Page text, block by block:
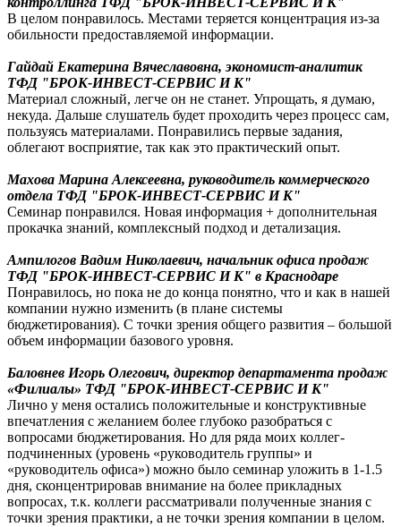
В целом понравилось. Местами теряется концентрация из-за
обильности предоставляемой информации.
Гайдай Екатерина Вячеславовна, экономист-аналитик
ТФД "БРОК-ИНВЕСТ-СЕРВИС И К"
Материал сложный, легче он не станет. Упрощать, я думаю,
некуда. Дальше слушатель будет проходить через процесс сам,
пользуясь материалами. Понравились первые задания,
облегают восприятие, так как это практический опыт.
Махова Марина Алексеевна, руководитель коммерческого
отдела ТФД "БРОК-ИНВЕСТ-СЕРВИС И К"
Семинар понравился. Новая информация + дополнительная
прокачка знаний, комплексный подход и детализация.
Ампилогов Вадим Николаевич, начальник офиса продаж
ТФД "БРОК-ИНВЕСТ-СЕРВИС И К" в Краснодаре
Понравилось, но пока не до конца понятно, что и как в нашей
компании нужно изменить (в плане системы
бюджетирования). С точки зрения общего развития – большой
объем информации базового уровня.
Баловнев Игорь Олегович, директор департамента продаж
«Филиалы» ТФД "БРОК-ИНВЕСТ-СЕРВИС И К"
Лично у меня остались положительные и конструктивные
впечатления с желанием более глубоко разобраться с
вопросами бюджетирования. Но для ряда моих коллег-
подчиненных (уровень «руководитель группы» и
«руководитель офиса») можно было семинар уложить в 1-1.5
дня, сконцентрировав внимание на более прикладных
вопросах, т.к. коллеги рассматривали полученные знания с
точки зрения практики, а не точки зрения компании в целом.